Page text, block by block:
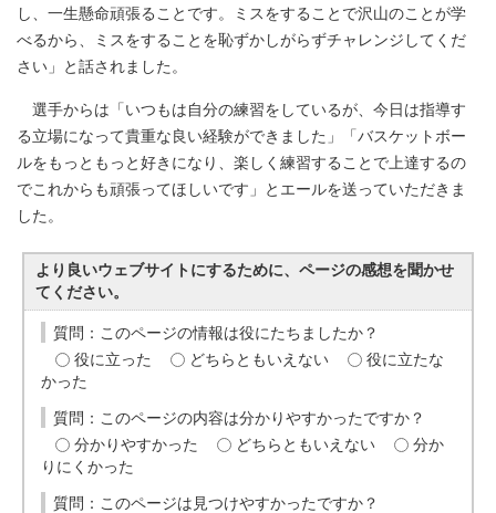
し、一生懸命頑張ることです。ミスをすることで沢山のことが学
べるから、ミスをすることを恥ずかしがらずチャレンジしてくだ
さい」と話されました。
選手からは「いつもは自分の練習をしているが、今日は指導す
る立場になって貴重な良い経験ができました」「バスケットボー
ルをもっともっと好きになり、楽しく練習することで上達するの
でこれからも頑張ってほしいです」とエールを送っていただきま
した。
より良いウェブサイトにするために、ページの感想を聞かせ
てください。
質問：このページの情報は役にたちましたか？
役に立った
どちらともいえない
役に立たな
かった
質問：このページの内容は分かりやすかったですか？
分かりやすかった
どちらともいえない
分か
りにくかった
質問：このページは見つけやすかったですか？